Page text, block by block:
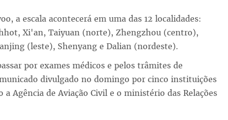
a escala acontecerá em uma das 12 localidades:
Xi'an, Taiyuan (norte), Zhengzhou (centro),
(leste), Shenyang e Dalian (nordeste).
por exames médicos e pelos trâmites de
divulgado no domingo por cinco instituições
Agência de Aviação Civil e o ministério das Relações